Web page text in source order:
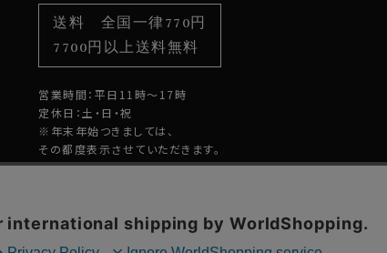
送料 全国一律770円
7700円以上送料無料
営業時間：平日11時～17時
定休日：土・日・祝
※年末年始つきましては、
その都度表示させていただきます。